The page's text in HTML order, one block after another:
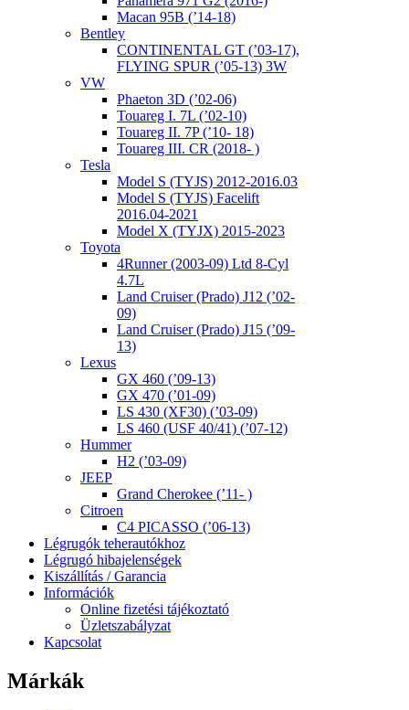
Macan 95B (’14-18)
Bentley
CONTINENTAL GT (’03-17),
FLYING SPUR (’05-13) 3W
VW
Phaeton 3D (’02-06)
Touareg I. 7L (’02-10)
Touareg II. 7P (’10- 18)
Touareg III. CR (2018- )
Tesla
Model S (TYJS) 2012-2016.03
Model S (TYJS) Facelift
2016.04-2021
Model X (TYJX) 2015-2023
Toyota
4Runner (2003-09) Ltd 8-Cyl
4.7L
Land Cruiser (Prado) J12 (’02-
09)
Land Cruiser (Prado) J15 (’09-
13)
Lexus
GX 460 (’09-13)
GX 470 (’01-09)
LS 430 (XF30) (’03-09)
LS 460 (USF 40/41) (’07-12)
Hummer
H2 (’03-09)
JEEP
Grand Cherokee (’11- )
Citroen
C4 PICASSO (’06-13)
Légrugók teherautókhoz
Légrugó hibajelenségek
Kiszállítás / Garancia
Információk
Online fizetési tájékoztató
Üzletszabályzat
Kapcsolat
Márkák